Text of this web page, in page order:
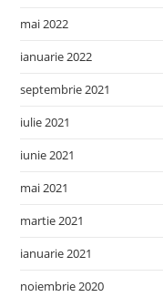
mai 2022
ianuarie 2022
septembrie 2021
iulie 2021
iunie 2021
mai 2021
martie 2021
ianuarie 2021
noiembrie 2020